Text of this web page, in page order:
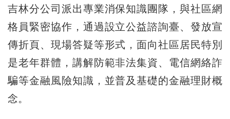
吉林分公司派出專業消保知識團隊，與社區網
格員緊密協作，通過設立公益諮詢臺、發放宣
傳折頁、現場答疑等形式，面向社區居民特別
是老年群體，講解防範非法集資、電信網絡詐
騙等金融風險知識，並普及基礎的金融理財概
念。